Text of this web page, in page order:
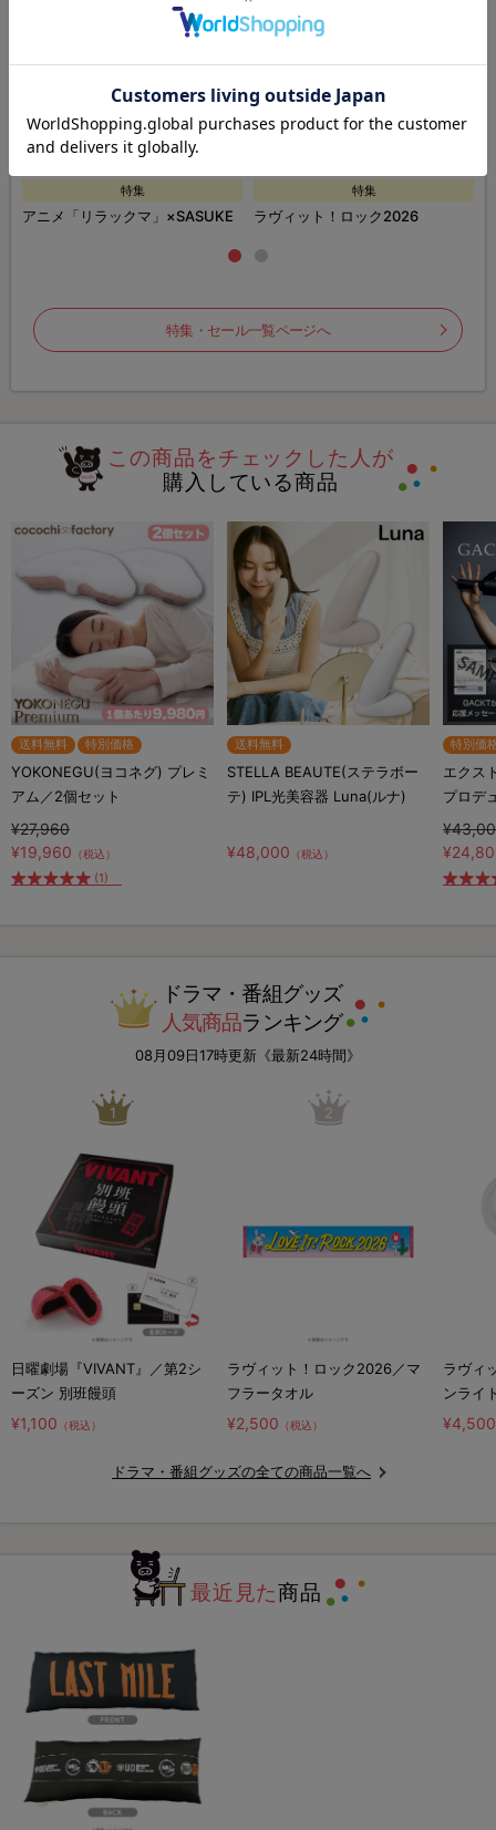
特集
アニメ「リラックマ」×SASUKE
特集
ラヴィット！ロック2026
特集・セール一覧ページへ
この商品をチェックした人が
購入している商品
送料無料 特別価格
YOKONEGU(ヨコネグ) プレミ
アム／2個セット
¥27,960
¥19,960 （税込）
(1)
送料無料
STELLA BEAUTE(ステラボー
テ) IPL光美容器 Luna(ルナ)
¥48,000 （税込）
特別価
エクス
プロデ
ドラマ・番組グッズ
人気商品ランキング
08月09日17時更新《最新24時間》
1
日曜劇場『VIVANT』／第2シ
ーズン 別班饅頭
¥1,100 （税込）
2
ラヴィット！ロック2026／マ
フラータオル
¥2,500 （税込）
ラヴィ
ンライ
¥4,500
ドラマ・番組グッズの全ての商品一覧へ
最近見た商品